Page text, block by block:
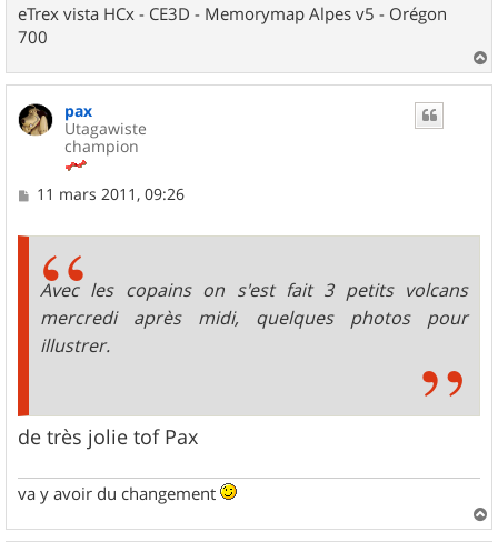
eTrex vista HCx - CE3D - Memorymap Alpes v5 - Orégon
700
a
u
pax
Utagawiste
champion
M11 mars 2011, 09:26
Avec les copains on s'est fait 3 petits volcans
mercredi après midi, quelques photos pour
illustrer.
de très jolie tof Pax
va y avoir du changement
a